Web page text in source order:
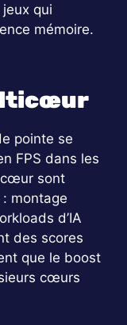
qui
mémoire.
pointe se
FPS dans les
sont
montage
d’IA
des scores
que le boost
cœurs